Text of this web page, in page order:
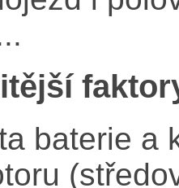
baterie a